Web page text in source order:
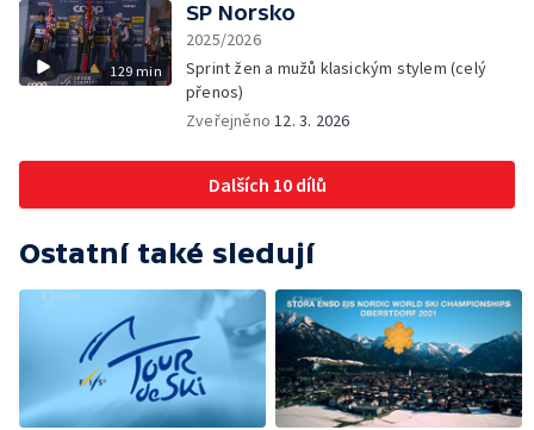
129 min
SP Norsko
2025/2026
Sprint žen a mužů klasickým stylem (celý
přenos)
Zveřejněno12. 3. 2026
Dalších 10 dílů
Ostatní také sledují